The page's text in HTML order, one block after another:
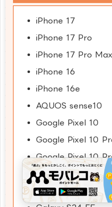
iPhone 17
iPhone 17 Pro
iPhone 17 Pro Max
iPhone 16
iPhone 16e
AQUOS sense10
Google Pixel 10
Google Pixel 10
Google Pixel 10
Google Pixel 10
Google Pixel 9a